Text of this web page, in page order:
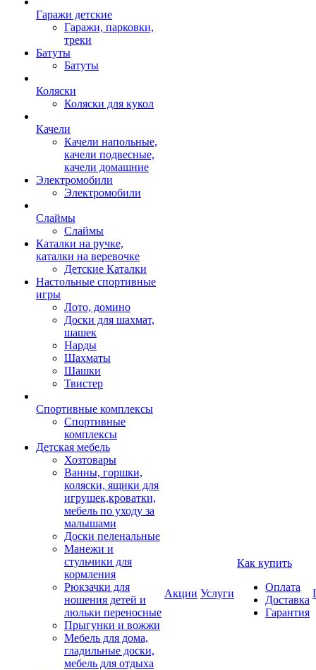
Гаражи детские
Гаражи, парковки,
треки
Батуты
Батуты
Коляски
Коляски для кукол
Качели
Качели напольные,
качели подвесные,
качели домашние
Электромобили
Электромобили
Слаймы
Слаймы
Каталки на ручке,
каталки на веревочке
Детские Каталки
Настольные спортивные
игры
Лото, домино
Доски для шахмат,
шашек
Нарды
Шахматы
Шашки
Твистер
Спортивные комплексы
Спортивные
комплексы
Детская мебель
Хозтовары
Ванны, горшки,
коляски, ящики для
игрушек,кроватки,
мебель по уходу за
малышами
Доски пеленальные
Манежи и
стульчики для
кормления
Рюкзачки для
ношения детей и
люльки переносные
Прыгунки и вожжи
Мебель для дома,
гладильные доски,
мебель для отдыха
Акции Услуги
Как купить
Оплата
Доставка
Гарантия